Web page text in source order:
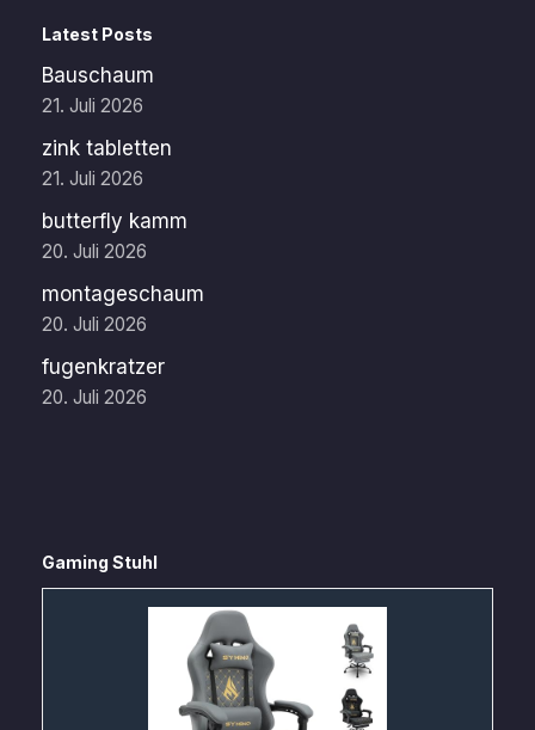
Latest Posts
Bauschaum
21. Juli 2026
zink tabletten
21. Juli 2026
butterfly kamm
20. Juli 2026
montageschaum
20. Juli 2026
fugenkratzer
20. Juli 2026
Gaming Stuhl